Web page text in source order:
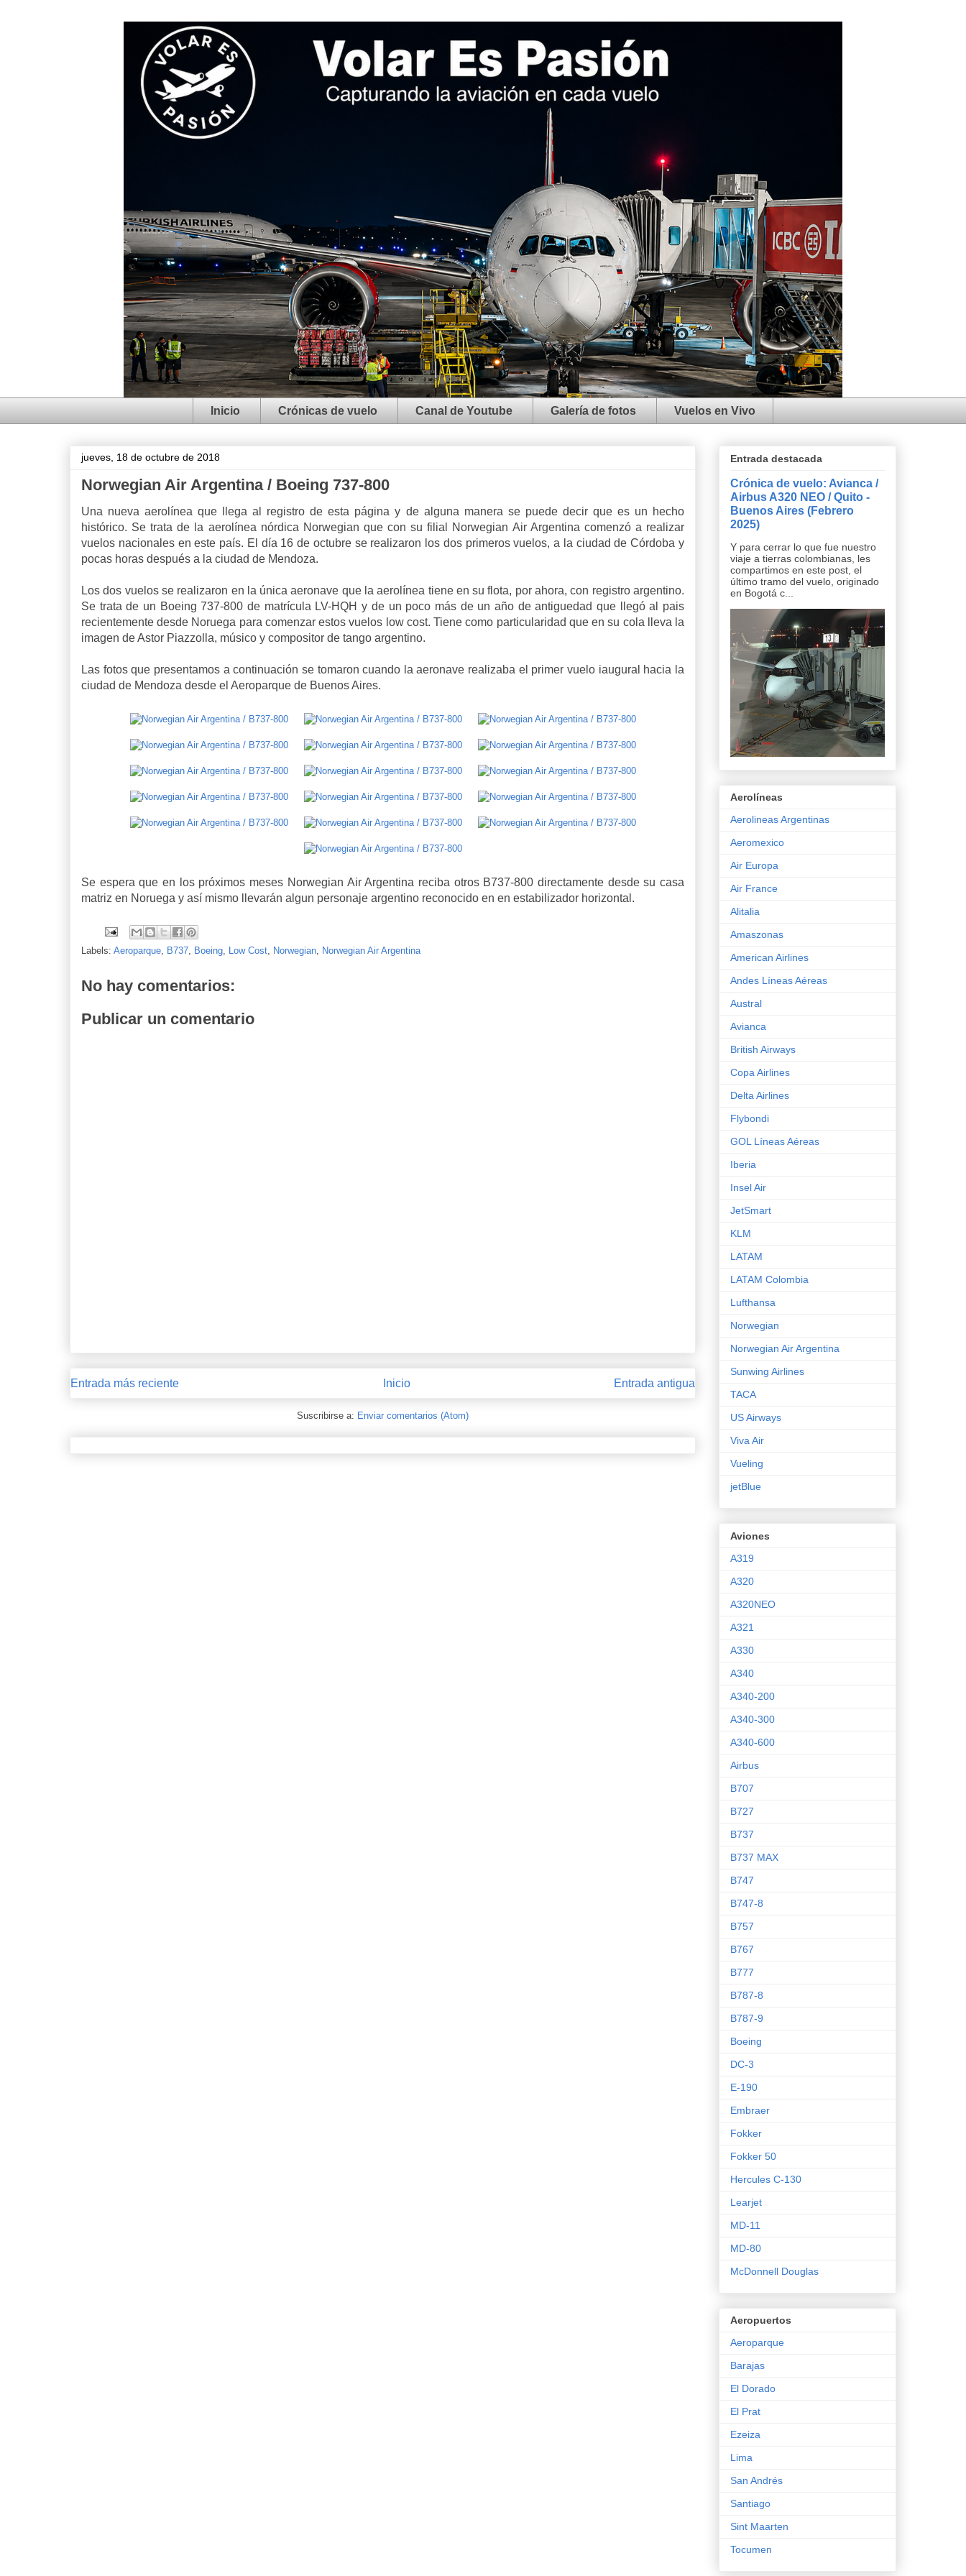
Inicio Crónicas de vuelo Canal de Youtube Galería de fotos Vuelos en Vivo
jueves, 18 de octubre de 2018
Norwegian Air Argentina / Boeing 737-800
Una nueva aerolínea que llega al registro de esta página y de alguna manera se puede decir que es un hecho
histórico. Se trata de la aerolínea nórdica Norwegian que con su filial Norwegian Air Argentina comenzó a realizar
vuelos nacionales en este país. El día 16 de octubre se realizaron los dos primeros vuelos, a la ciudad de Córdoba y
pocas horas después a la ciudad de Mendoza.
Los dos vuelos se realizaron en la única aeronave que la aerolínea tiene en su flota, por ahora, con registro argentino.
Se trata de un Boeing 737-800 de matrícula LV-HQH y de un poco más de un año de antiguedad que llegó al pais
recientemente desde Noruega para comenzar estos vuelos low cost. Tiene como particularidad que en su cola lleva la
imagen de Astor Piazzolla, músico y compositor de tango argentino.
Las fotos que presentamos a continuación se tomaron cuando la aeronave realizaba el primer vuelo iaugural hacia la
ciudad de Mendoza desde el Aeroparque de Buenos Aires.
Se espera que en los próximos meses Norwegian Air Argentina reciba otros B737-800 directamente desde su casa
matriz en Noruega y así mismo llevarán algun personaje argentino reconocido en en estabilizador horizontal.
Labels: Aeroparque, B737, Boeing, Low Cost, Norwegian, Norwegian Air Argentina
No hay comentarios:
Publicar un comentario
Entrada más reciente Entrada antigua
Inicio
Suscribirse a: Enviar comentarios (Atom)
Entrada destacada
Crónica de vuelo: Avianca /
Airbus A320 NEO / Quito -
Buenos Aires (Febrero
2025)
Y para cerrar lo que fue nuestro
viaje a tierras colombianas, les
compartimos en este post, el
último tramo del vuelo, originado
en Bogotá c...
Aerolíneas
Aerolineas Argentinas
Aeromexico
Air Europa
Air France
Alitalia
Amaszonas
American Airlines
Andes Líneas Aéreas
Austral
Avianca
British Airways
Copa Airlines
Delta Airlines
Flybondi
GOL Líneas Aéreas
Iberia
Insel Air
JetSmart
KLM
LATAM
LATAM Colombia
Lufthansa
Norwegian
Norwegian Air Argentina
Sunwing Airlines
TACA
US Airways
Viva Air
Vueling
jetBlue
Aviones
A319
A320
A320NEO
A321
A330
A340
A340-200
A340-300
A340-600
Airbus
B707
B727
B737
B737 MAX
B747
B747-8
B757
B767
B777
B787-8
B787-9
Boeing
DC-3
E-190
Embraer
Fokker
Fokker 50
Hercules C-130
Learjet
MD-11
MD-80
McDonnell Douglas
Aeropuertos
Aeroparque
Barajas
El Dorado
El Prat
Ezeiza
Lima
San Andrés
Santiago
Sint Maarten
Tocumen